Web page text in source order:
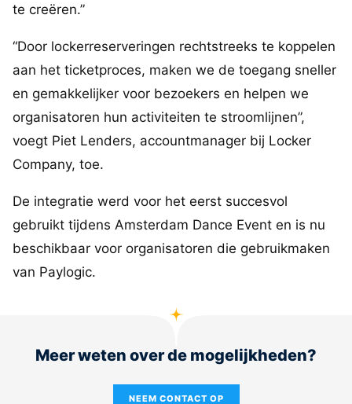
te creëren.”
“Door lockerreserveringen rechtstreeks te koppelen
aan het ticketproces, maken we de toegang sneller
en gemakkelijker voor bezoekers en helpen we
organisatoren hun activiteiten te stroomlijnen”,
voegt Piet Lenders, accountmanager bij Locker
Company, toe.
De integratie werd voor het eerst succesvol
gebruikt tijdens Amsterdam Dance Event en is nu
beschikbaar voor organisatoren die gebruikmaken
van Paylogic.
Meer weten over de mogelijkheden?
NEEM CONTACT OP